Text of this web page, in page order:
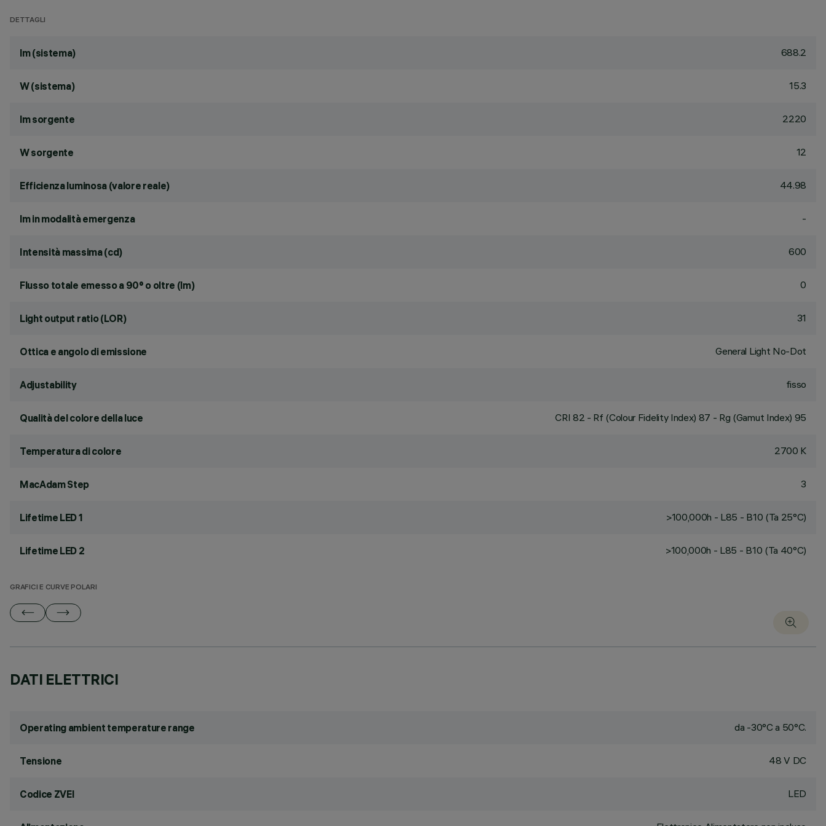
DETTAGLI
lm (sistema) 688.2
W (sistema) 15.3
lm sorgente 2220
W sorgente 12
Efficienza luminosa (valore reale) 44.98
lm in modalità emergenza -
Intensità massima (cd) 600
Flusso totale emesso a 90° o oltre (lm) 0
Light output ratio (LOR) 31
Ottica e angolo di emissione General Light No-Dot
Adjustability fisso
Qualità del colore della luce CRI 82 - Rf (Colour Fidelity Index) 87 - Rg (Gamut Index) 95
Temperatura di colore 2700 K
MacAdam Step 3
Lifetime LED 1 >100,000h - L85 - B10 (Ta 25°C)
Lifetime LED 2 >100,000h - L85 - B10 (Ta 40°C)
GRAFICI E CURVE POLARI
DATI ELETTRICI
Operating ambient temperature range da -30°C a 50°C.
Tensione 48 V DC
Codice ZVEI LED